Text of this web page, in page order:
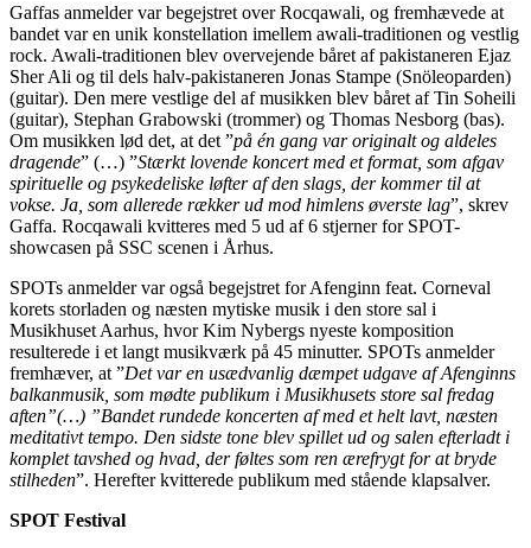
Gaffas anmelder var begejstret over Rocqawali, og fremhævede at
bandet var en unik konstellation imellem awali-traditionen og vestlig
rock. Awali-traditionen blev overvejende båret af pakistaneren Ejaz
Sher Ali og til dels halv-pakistaneren Jonas Stampe (Snöleoparden)
(guitar). Den mere vestlige del af musikken blev båret af Tin Soheili
(guitar), Stephan Grabowski (trommer) og Thomas Nesborg (bas).
Om musikken lød det, at det ”på én gang var originalt og aldeles
dragende” (…) ”Stærkt lovende koncert med et format, som afgav
spirituelle og psykedeliske løfter af den slags, der kommer til at
vokse. Ja, som allerede rækker ud mod himlens øverste lag”, skrev
Gaffa. Rocqawali kvitteres med 5 ud af 6 stjerner for SPOT-
showcasen på SSC scenen i Århus.
SPOTs anmelder var også begejstret for Afenginn feat. Corneval
korets storladen og næsten mytiske musik i den store sal i
Musikhuset Aarhus, hvor Kim Nybergs nyeste komposition
resulterede i et langt musikværk på 45 minutter. SPOTs anmelder
fremhæver, at ”Det var en usædvanlig dæmpet udgave af Afenginns
balkanmusik, som mødte publikum i Musikhusets store sal fredag
aften”(…) ”Bandet rundede koncerten af med et helt lavt, næsten
meditativt tempo. Den sidste tone blev spillet ud og salen efterladt i
komplet tavshed og hvad, der føltes som ren ærefrygt for at bryde
stilheden”. Herefter kvitterede publikum med stående klapsalver.
SPOT Festival